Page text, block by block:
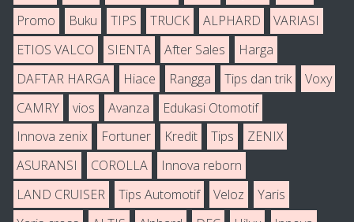
Promo
Buku TIPS TRUCK ALPHARD
VARIASI
ETIOS VALCO
SIENTA After Sales
Harga
DAFTAR HARGA
Hiace Rangga Tips dan trik
Voxy
CAMRY
vios Avanza
Edukasi Otomotif
Innova zenix
Fortuner Kredit Tips
ZENIX
ASURANSI
COROLLA
Innova reborn
LAND CRUISER
Tips Automotif Veloz
Yaris